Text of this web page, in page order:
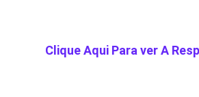
Clique Aqui Para ver A